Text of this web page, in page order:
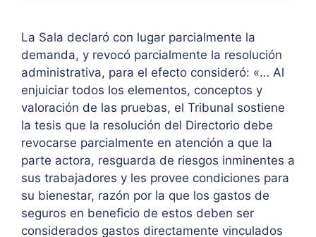
La Sala declaró con lugar parcialmente la
demanda, y revocó parcialmente la resolución
administrativa, para el efecto consideró: «… Al
enjuiciar todos los elementos, conceptos y
valoración de las pruebas, el Tribunal sostiene
la tesis que la resolución del Directorio debe
revocarse parcialmente en atención a que la
parte actora, resguarda de riesgos inminentes a
sus trabajadores y les provee condiciones para
su bienestar, razón por la que los gastos de
seguros en beneficio de estos deben ser
considerados gastos directamente vinculados